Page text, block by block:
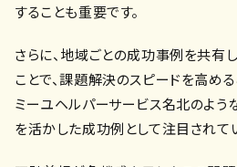
することも重要です。
さらに、地域ごとの成功事例を共有
ことで、課題解決のスピードを高め
ミーユヘルパーサービス名北のよう
を活かした成功例として注目されて